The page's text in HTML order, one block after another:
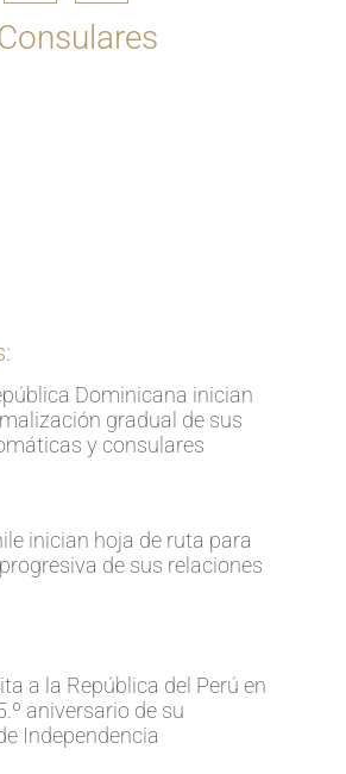
Dominicana inician
gradual de sus
y consulares
inician hoja de ruta para
de sus relaciones
a la República del Perú en
aniversario de su
Independencia